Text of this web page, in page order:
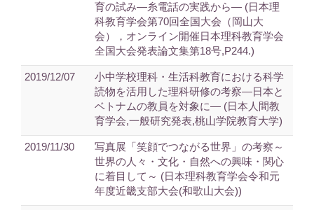
育の試み―糸電話の実践から― (日本理
科教育学会第70回全国大会（岡山大
会），オンライン開催日本理科教育学会
全国大会発表論文集第18号,P244.)
2019/12/07
小中学校理科・生活科教育における科学
読物を活用した理科研修の考察―日本と
ベトナムの教員を対象に― (日本人間教
育学会,一般研究発表,桃山学院教育大学)
2019/11/30
写真展「笑顔でつながる世界」の考察～
世界の人々・文化・自然への興味・関心
に着目して～ (日本理科教育学会令和元
年度近畿支部大会(和歌山大会))